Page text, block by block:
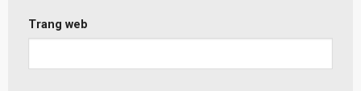
Trang web